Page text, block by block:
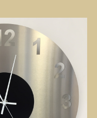
Items